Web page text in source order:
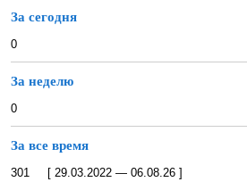
За сегодня
0
За неделю
0
За все время
301 [ 29.03.2022 — 06.08.26 ]